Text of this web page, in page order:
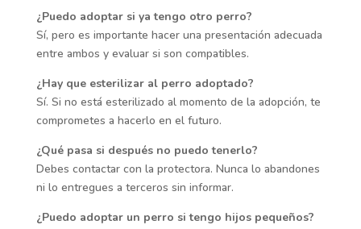
¿Puedo adoptar si ya tengo otro perro?
Sí, pero es importante hacer una presentación adecuada
entre ambos y evaluar si son compatibles.
¿Hay que esterilizar al perro adoptado?
Sí. Si no está esterilizado al momento de la adopción, te
comprometes a hacerlo en el futuro.
¿Qué pasa si después no puedo tenerlo?
Debes contactar con la protectora. Nunca lo abandones
ni lo entregues a terceros sin informar.
¿Puedo adoptar un perro si tengo hijos pequeños?